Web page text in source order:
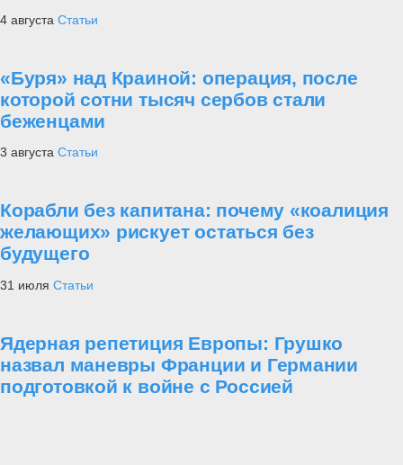
4 августа Статьи
«Буря» над Краиной: операция, после
которой сотни тысяч сербов стали
беженцами
3 августа Статьи
Корабли без капитана: почему «коалиция
желающих» рискует остаться без
будущего
31 июля Статьи
Ядерная репетиция Европы: Грушко
назвал маневры Франции и Германии
подготовкой к войне с Россией